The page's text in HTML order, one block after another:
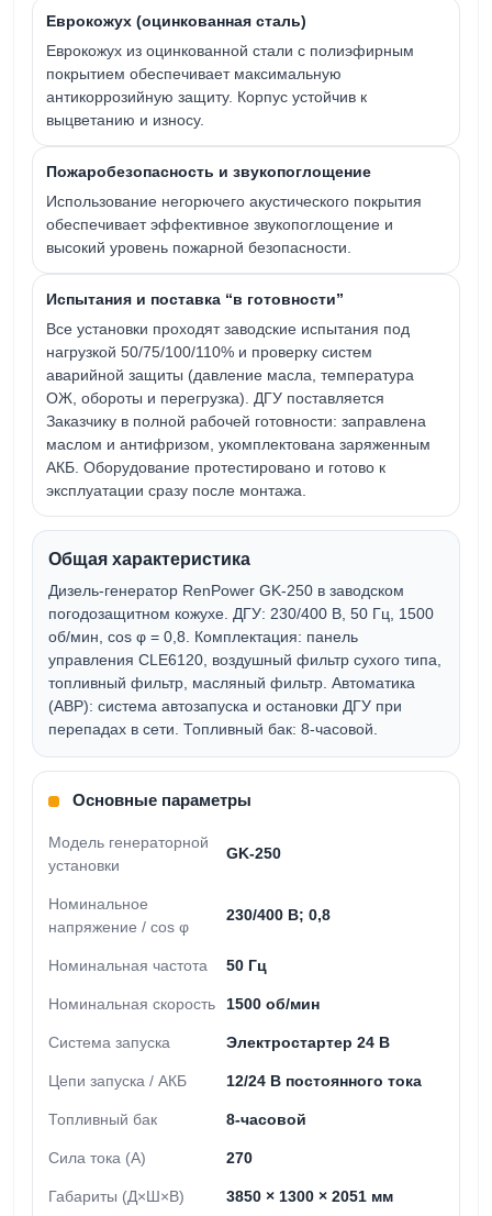
Еврокожух (оцинкованная сталь)
Еврокожух из оцинкованной стали с полиэфирным
покрытием обеспечивает максимальную
антикоррозийную защиту. Корпус устойчив к
выцветанию и износу.
Пожаробезопасность и звукопоглощение
Использование негорючего акустического покрытия
обеспечивает эффективное звукопоглощение и
высокий уровень пожарной безопасности.
Испытания и поставка “в готовности”
Все установки проходят заводские испытания под
нагрузкой 50/75/100/110% и проверку систем
аварийной защиты (давление масла, температура
ОЖ, обороты и перегрузка). ДГУ поставляется
Заказчику в полной рабочей готовности: заправлена
маслом и антифризом, укомплектована заряженным
АКБ. Оборудование протестировано и готово к
эксплуатации сразу после монтажа.
Общая характеристика
Дизель-генератор RenPower GK-250 в заводском
погодозащитном кожухе. ДГУ: 230/400 В 50 Гц
1500
об/мин cos φ = 0,8 . Комплектация: панель
управления CLE6120 , воздушный фильтр сухого типа,
топливный фильтр, масляный фильтр. Автоматика
(АВР): система автозапуска и остановки ДГУ при
перепадах в сети. Топливный бак: 8-часовой
Основные параметры
Модель генераторной
установки
GK-250
Номинальное
напряжение / cos φ
230/400 В; 0,8
Номинальная частота 50 Гц
Номинальная скорость 1500 об/мин
Система запуска Электростартер 24 В
Цепи запуска / АКБ 12/24 В постоянного тока
Топливный бак 8-часовой
Сила тока (А) 270
Габариты (Д×Ш×В) 3850 × 1300 × 2051 мм